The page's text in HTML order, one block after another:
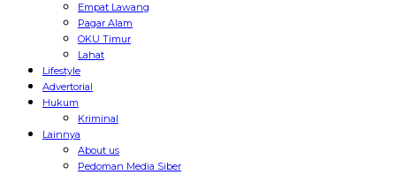
Empat Lawang
Pagar Alam
OKU Timur
Lahat
Lifestyle
Advertorial
Hukum
Kriminal
Lainnya
About us
Pedoman Media Siber